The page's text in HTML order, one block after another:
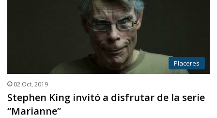
Placeres
02 Oct, 2019
Stephen King invitó a disfrutar de la serie
“Marianne”